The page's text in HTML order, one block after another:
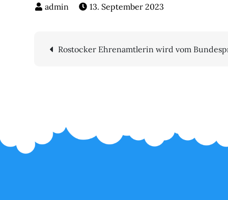
13. September 2023
Rostocker Ehrenamtlerin wird vom